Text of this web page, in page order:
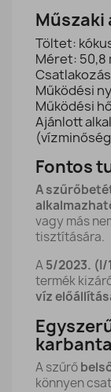
Műszaki
Töltet:
Méret: 50,8
Működési
Működési
Ajánlott
Fontos
A
vagy más
tisztítására.
A5/2023. (I/
termék
víz
A szűrő
könnyen